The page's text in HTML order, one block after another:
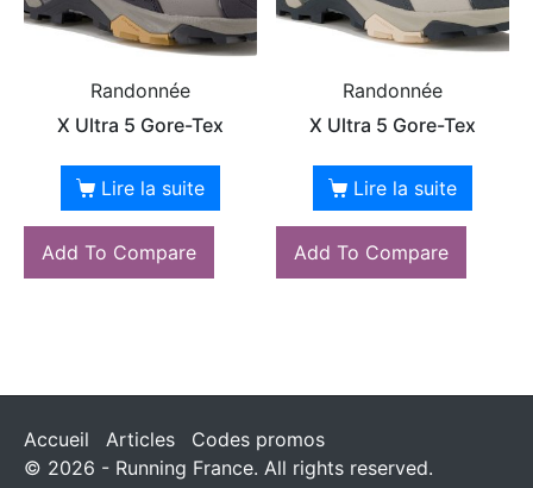
Randonnée
X Ultra 5 Gore-Tex
Lire la suite
Add To Compare
Randonnée
X Ultra 5 Gore-Tex
Lire la suite
Add To Compare
Accueil Articles
Codes promos
© 2026 - Running France. All rights reserved.